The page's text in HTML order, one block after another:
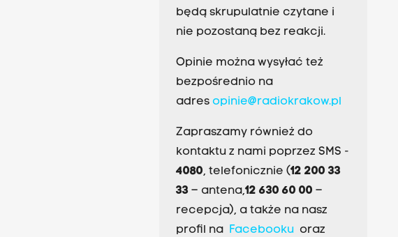
będą skrupulatnie czytane i
nie pozostaną bez reakcji.
Opinie można wysyłać też
bezpośrednio na
adres opinie@radiokrakow.pl
Zapraszamy również do
kontaktu z nami poprzez SMS -
4080, telefonicznie (12 200 33
33– antena,12 630 60 00 –
recepcja), a także na nasz
profil na Facebookuoraz